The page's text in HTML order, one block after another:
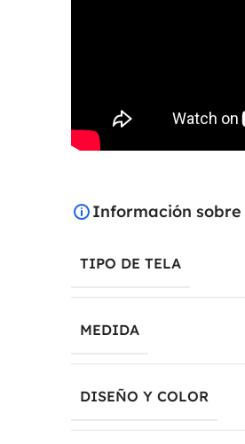
Información
TIPO DE TELA
MEDIDA
DISEÑO Y COLOR